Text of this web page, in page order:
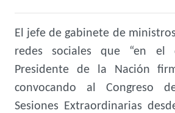
El jefe de gabinete de
redes sociales que “en
Presidente de la Nación
convocando al Congreso
Sesiones Extraordinarias